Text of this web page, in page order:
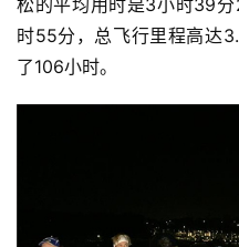
松的平均用时是3小时39
时55分，总飞行里程高达
了106小时。